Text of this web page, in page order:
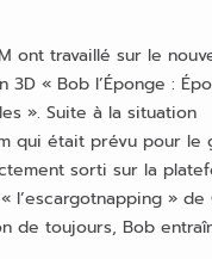
ont travaillé sur le
3D « Bob l’Éponge :
». Suite à la situation
qui était prévu pour le
sorti sur la
l’escargotnapping » de
de toujours, Bob